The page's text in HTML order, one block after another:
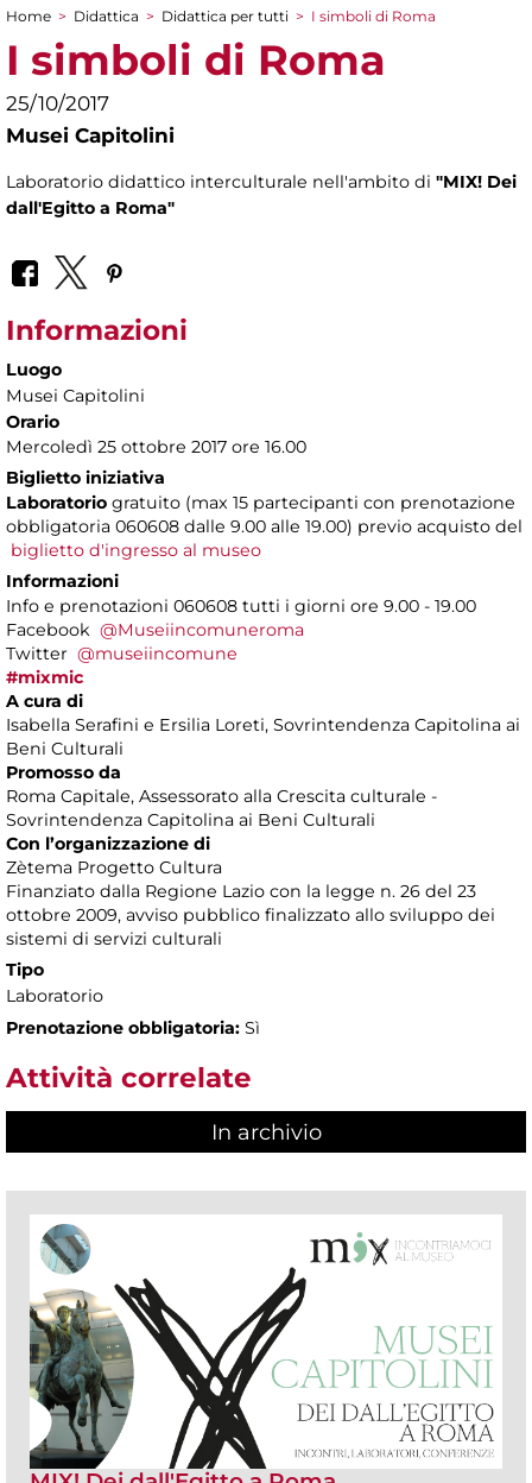
Tu sei qui
Home > Didattica > Didattica per tutti > I simboli di Roma
I simboli di Roma
25/10/2017
Musei Capitolini
Laboratorio didattico interculturale nell'ambito di "MIX! Dei
dall'Egitto a Roma"
Informazioni
Luogo
Musei Capitolini
Orario
Mercoledì 25 ottobre 2017 ore 16.00
Biglietto iniziativa
Laboratorio gratuito (max 15 partecipanti con prenotazione
obbligatoria 060608 dalle 9.00 alle 19.00) previo acquisto del
biglietto d'ingresso al museo
Informazioni
Info e prenotazioni 060608 tutti i giorni ore 9.00 - 19.00
Facebook @Museiincomuneroma
Twitter @museiincomune
#mixmic
A cura di
Isabella Serafini e Ersilia Loreti, Sovrintendenza Capitolina ai
Beni Culturali
Promosso da
Roma Capitale, Assessorato alla Crescita culturale -
Sovrintendenza Capitolina ai Beni Culturali
Con l’organizzazione di
Zètema Progetto Cultura
Finanziato dalla Regione Lazio con la legge n. 26 del 23
ottobre 2009, avviso pubblico finalizzato allo sviluppo dei
sistemi di servizi culturali
Tipo
Laboratorio
Prenotazione obbligatoria: Sì
Attività correlate
In archivio